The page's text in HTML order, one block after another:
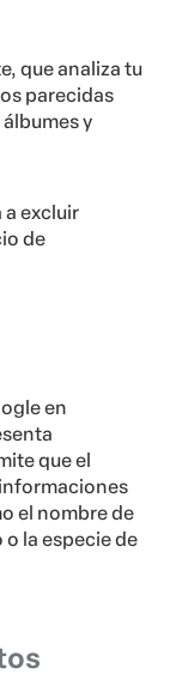
que analiza tu
parecidas
y
a excluir
de
en
que el
el nombre de
la especie de